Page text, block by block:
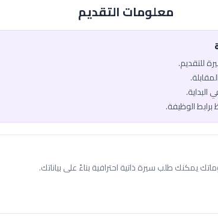
معلومات التقديم
للتقديم.
البداية.
برابط الوظيفة.
يمكنك طلب سيرة ذاتية احترافية بناءً على بياناتك.